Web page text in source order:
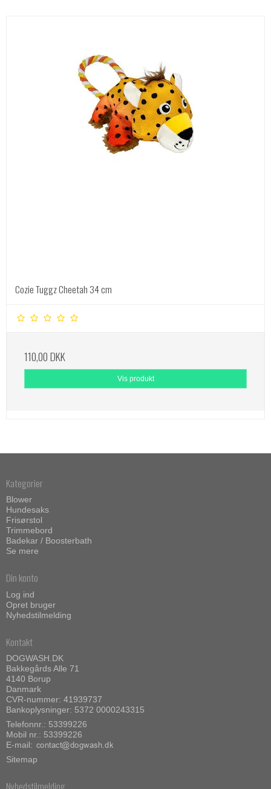
Cozie Tuggz Cheetah 34 cm
110,00 DKK
Vis produkt
Kategorier
Blower
Hundesaks
Frisørstol
Trimmebord
Badekar / Boosterbath
Se mere
Din konto
Log ind
Opret bruger
Nyhedstilmelding
Kontakt
DOGWASH.DK
Bakkegårds Alle 71
4140 Borup
Danmark
CVR-nummer: 41939737
Bankoplysninger: 5372 0000243315
Telefonnr.: 53399226
Mobil nr.: 53399226
E-mail:
Sitemap